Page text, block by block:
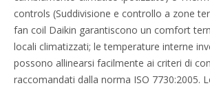
controls (Suddivisione e controllo a zone
fan coil Daikin garantiscono un comfort
locali climatizzati; le temperature interne
possono allinearsi facilmente ai criteri di
raccomandati dalla norma ISO 7730:2005.